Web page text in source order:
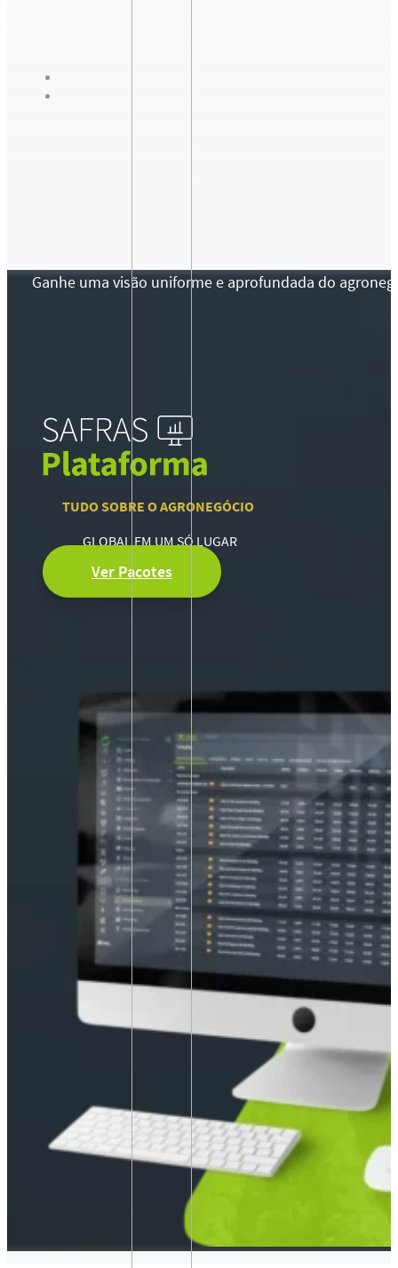
Ganhe uma visão uniforme e aprofundada do
TUDO SOBRE O AGRONEGÓCIO
GLOBAL EM UM SÓ LUGAR
Ver Pacotes